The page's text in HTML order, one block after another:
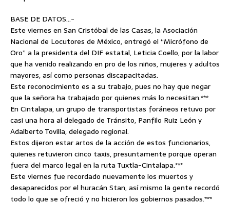
BASE DE DATOS…-
Este viernes en San Cristóbal de las Casas, la Asociación
Nacional de Locutores de México, entregó el “Micrófono de
Oro” a la presidenta del DIF estatal, Leticia Coello, por la labor
que ha venido realizando en pro de los niños, mujeres y adultos
mayores, así como personas discapacitadas.
Este reconocimiento es a su trabajo, pues no hay que negar
que la señora ha trabajado por quienes más lo necesitan.***
En Cintalapa, un grupo de transportistas foráneos retuvo por
casi una hora al delegado de Tránsito, Panfilo Ruiz León y
Adalberto Tovilla, delegado regional.
Estos dijeron estar artos de la acción de estos funcionarios,
quienes retuvieron cinco taxis, presuntamente porque operan
fuera del marco legal en la ruta Tuxtla-Cintalapa.***
Este viernes fue recordado nuevamente los muertos y
desaparecidos por el huracán Stan, así mismo la gente recordó
todo lo que se ofreció y no hicieron los gobiernos pasados.***